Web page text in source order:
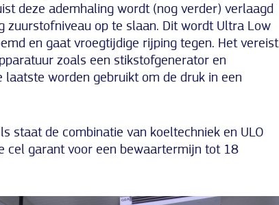
deze ademhaling wordt (nog verder) verlaagd
zuurstofniveau op te slaan. Dit wordt Ultra Low
en gaat vroegtijdige rijping tegen. Het vereist
zoals een stikstofgenerator en
laatste worden gebruikt om de druk in een
staat de combinatie van koeltechniek en ULO
cel garant voor een bewaartermijn tot 18